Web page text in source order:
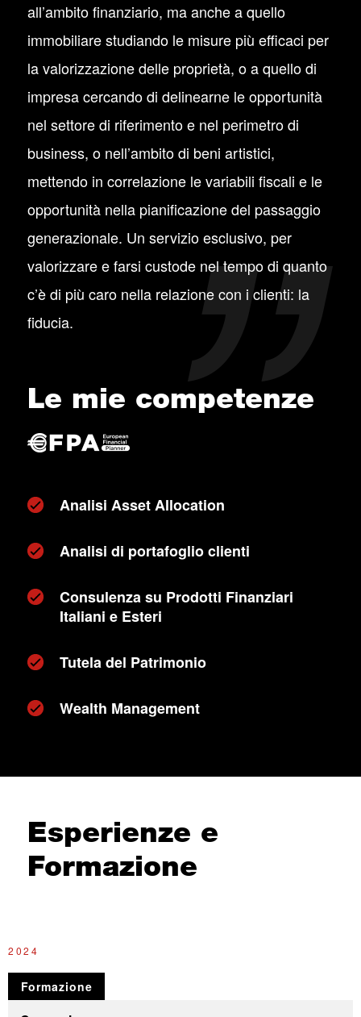
all’ambito finanziario, ma anche a quello
immobiliare studiando le misure più efficaci per
la valorizzazione delle proprietà, o a quello di
impresa cercando di delinearne le opportunità
nel settore di riferimento e nel perimetro di
business, o nell’ambito di beni artistici,
mettendo in correlazione le variabili fiscali e le
opportunità nella pianificazione del passaggio
generazionale. Un servizio esclusivo, per
valorizzare e farsi custode nel tempo di quanto
c’è di più caro nella relazione con i clienti: la
fiducia.
Le mie competenze
Analisi Asset Allocation
Analisi di portafoglio clienti
Consulenza su Prodotti Finanziari
Italiani e Esteri
Tutela del Patrimonio
Wealth Management
Esperienze e
Formazione
2024
Formazione